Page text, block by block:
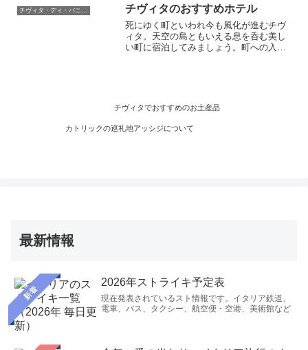
ブオイルが名産です。赤ワイン、白ワイ
ンも生産していて、とても美味しいで
す。アーモイタリアではチビタへの専用
車ツアーも開催中です。
チヴィタのおすすめホテル
死にゆく町といわれ今も風化が進むチヴ
ィタ。天空の島ともいえる息を呑む美し
い町に宿泊してみましょう。町への入口
チヴィタでおすすめのお土産品
カトリックの巡礼地アッシジについて
最新情報
新着
2026年ストライキ予定表
現在発表されているスト情報です。イタリア鉄道、
電車、バス、タクシー、航空便・空港、美術館など